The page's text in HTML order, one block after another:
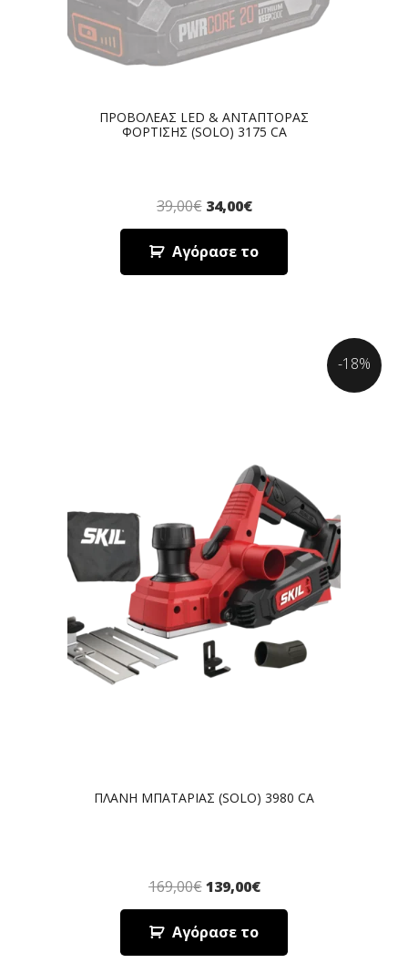
ΠΡΟΒΟΛΕΑΣ LED & ΑΝΤΑΠΤΟΡΑΣ
ΦΟΡΤΙΣΗΣ (SOLO) 3175 CA
39,00€ 34,00€
Αγόρασε το
ΠΛΑΝΗ ΜΠΑΤΑΡΙΑΣ (SOLO) 3980 CA
169,00€ 139,00€
Αγόρασε το
-18%